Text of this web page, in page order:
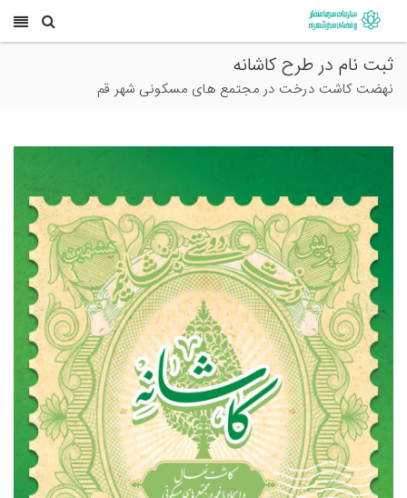
ثبت نام در طرح کاشانه
نهضت کاشت درخت در مجتمع های مسکونی شهر قم